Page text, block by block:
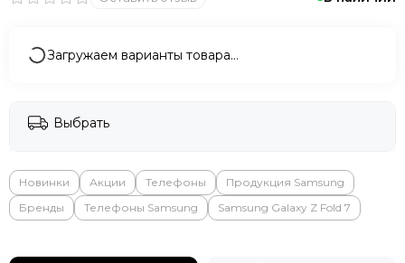
Valve
Whoop
ZTE
Загружаем варианты товара…
Выбрать
Новинки Акции Телефоны
Продукция Samsung
Бренды
Телефоны Samsung Samsung Galaxy Z Fold 7